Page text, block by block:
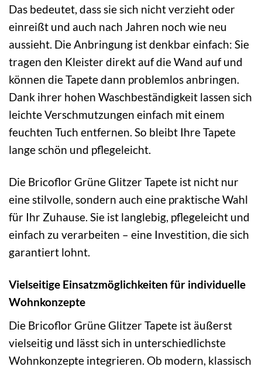
Das bedeutet, dass sie sich nicht verzieht oder
einreißt und auch nach Jahren noch wie neu
aussieht. Die Anbringung ist denkbar einfach: Sie
tragen den Kleister direkt auf die Wand auf und
können die Tapete dann problemlos anbringen.
Dank ihrer hohen Waschbeständigkeit lassen sich
leichte Verschmutzungen einfach mit einem
feuchten Tuch entfernen. So bleibt Ihre Tapete
lange schön und pflegeleicht.
Die Bricoflor Grüne Glitzer Tapete ist nicht nur
eine stilvolle, sondern auch eine praktische Wahl
für Ihr Zuhause. Sie ist langlebig, pflegeleicht und
einfach zu verarbeiten – eine Investition, die sich
garantiert lohnt.
Vielseitige Einsatzmöglichkeiten für individuelle
Wohnkonzepte
Die Bricoflor Grüne Glitzer Tapete ist äußerst
vielseitig und lässt sich in unterschiedlichste
Wohnkonzepte integrieren. Ob modern, klassisch